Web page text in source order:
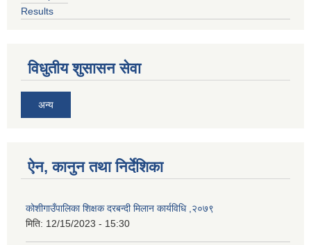
Results
विधुतीय शुसासन सेवा
अन्य
ऐन, कानुन तथा निर्देशिका
कोशीगाउँपालिका शिक्षक दरबन्दी मिलान कार्यविधि ,२०७९
मिति: 12/15/2023 - 15:30